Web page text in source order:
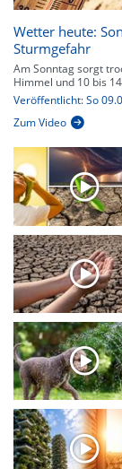
Wetter heute:
Sturmgefahr
Am Sonntag sorgt
Himmel und 10 bis
Veröffentlicht: So
Zum Video